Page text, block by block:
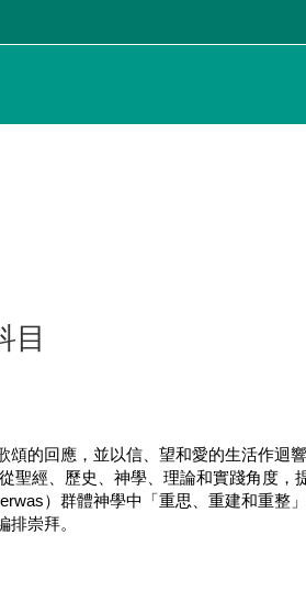
目
頌的回應，並以信、望和愛的生活作迴
聖經、歷史、神學、理論和實踐角度
）群體神學中「重思、重建和重整
崇拜。